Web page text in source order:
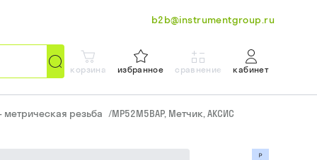
b2b@instrumentgroup.ru
корзина избранное сравнение кабинет
метрическая резьба /MP52M5BAP, Метчик, АКСИС